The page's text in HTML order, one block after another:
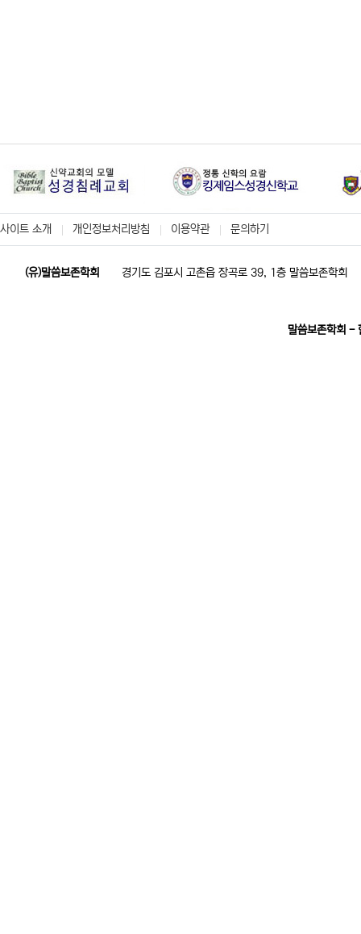
사이트 소개 개인정보처리방침 이용약관 문의하기
(유)말씀보존학회 경기도 김포시 고촌읍 장곡로 39, 1층 말씀보존학회
말씀보존학회 -